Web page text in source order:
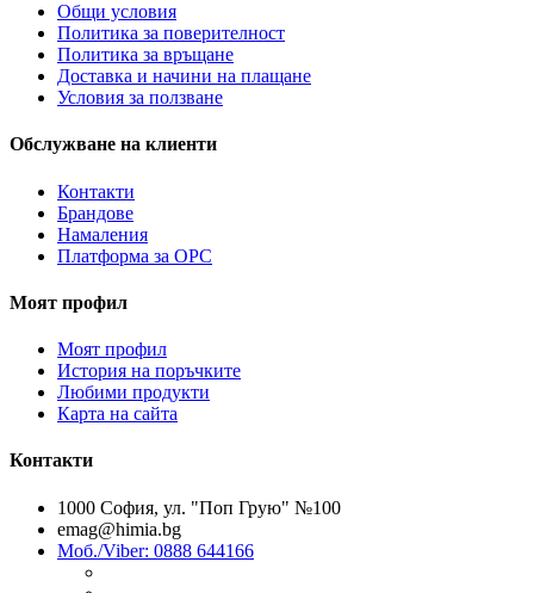
Общи условия
Политика за поверителност
Политика за връщане
Доставка и начини на плащане
Условия за ползване
Обслужване на клиенти
Контакти
Брандове
Намаления
Платформа за ОРС
Моят профил
Моят профил
История на поръчките
Любими продукти
Карта на сайта
Контакти
1000 София, ул. "Поп Грую" №100
emag@himia.bg
Моб./Viber: 0888 644166